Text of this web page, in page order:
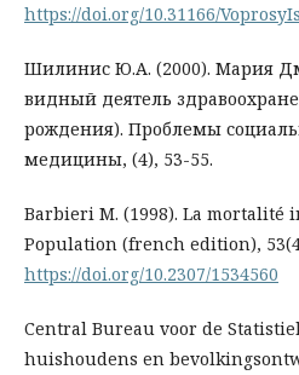
https://doi.org/10.31166/
Шилинис Ю.А. (2000). Мария
видный деятель
рождения). Проблемы
медицины, (4), 53-55.
Barbieri M. (1998). La mortalité
Population (french edition),
https://doi.org/10.2307/1534560
Central Bureau voor de
huishoudens en